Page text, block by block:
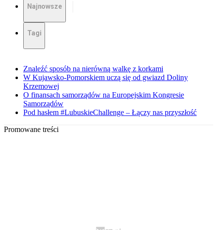
Najnowsze
Tagi
Znaleźć sposób na nierówną walkę z korkami
W Kujawsko-Pomorskiem uczą się od gwiazd Doliny
Krzemowej
O finansach samorządów na Europejskim Kongresie
Samorządów
Pod hasłem #LubuskieChallenge – Łączy nas przyszłość
Promowane treści